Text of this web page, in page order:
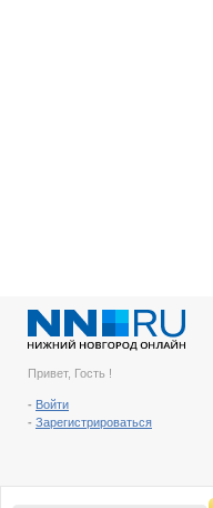
Привет, Гость !
- Войти
- Зарегистрироваться